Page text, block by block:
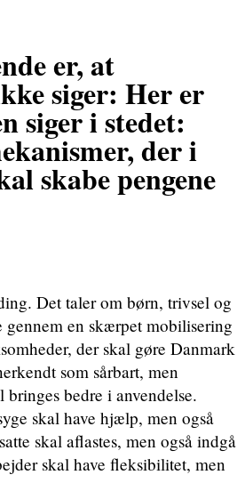
er, at
siger: Her er
siger i stedet:
der i
skabe pengene
Det taler om børn, trivsel og
en skærpet mobilisering
der skal gøre Danmark
som sårbart, men
bedre i anvendelse.
skal have hjælp, men også
skal aflastes, men også indgå
skal have fleksibilitet, men